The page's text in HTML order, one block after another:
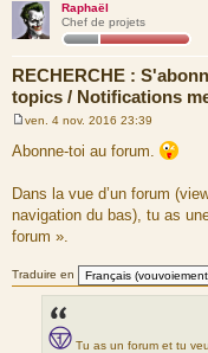
Raphaël
Chef de projets
RECHERCHE :
topics / Notifications
s
g
e
ven. 4 nov. 2016 23:39
Abonne-toi au forum.
Dans la vue d’un forum
navigation du bas), tu as
forum ».
Traduire en
Tu as un forum et tu